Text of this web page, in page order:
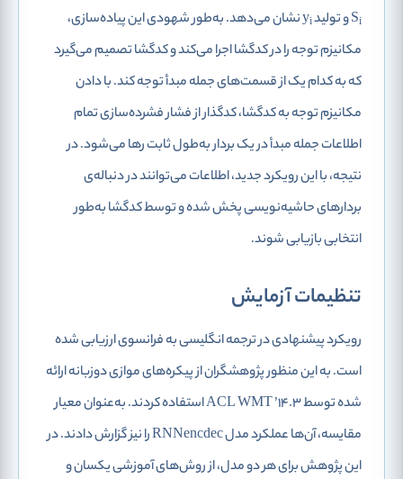
Si و تولید yi
نشان می‌دهد. به‌طور شهودی این پیاده‌سازی،
مکانیزم توجه را در کدگشا اجرا می‌کند و کدگشا تصمیم می‌گیرد
که به کدام ‌‌یک از قسمت‌های جمله مبدأ توجه کند. با دادن
مکانیزم توجه به کدگشا، کدگذار از فشار فشرده‌سازی تمام
اطلاعات جمله مبدأ در یک بردار به‌طول ثابت رها می‌شود. در
نتیجه، با این رویکرد جدید، اطلاعات می‌توانند در دنباله‌ی
بردار‌های حاشیه‌نویسی پخش شده و توسط کدگشا به‌طور
انتخابی بازیابی شوند.
تنظیمات آزمایش
رویکرد پیشنهادی در ترجمه انگلیسی به فرانسوی ارزیابی شده
است. به این منظور پژوهشگران از پیکره‌های موازی دوزبانه ارائه
شده توسط ACL WMT ’14.3 استفاده کردند. به‌عنوان معیار
مقایسه، آن‌ها عملکرد مدل RNNencdec را نیز گزارش دادند. در
این پژوهش برای هر دو مدل، از روش‌های آموزشی یکسان و